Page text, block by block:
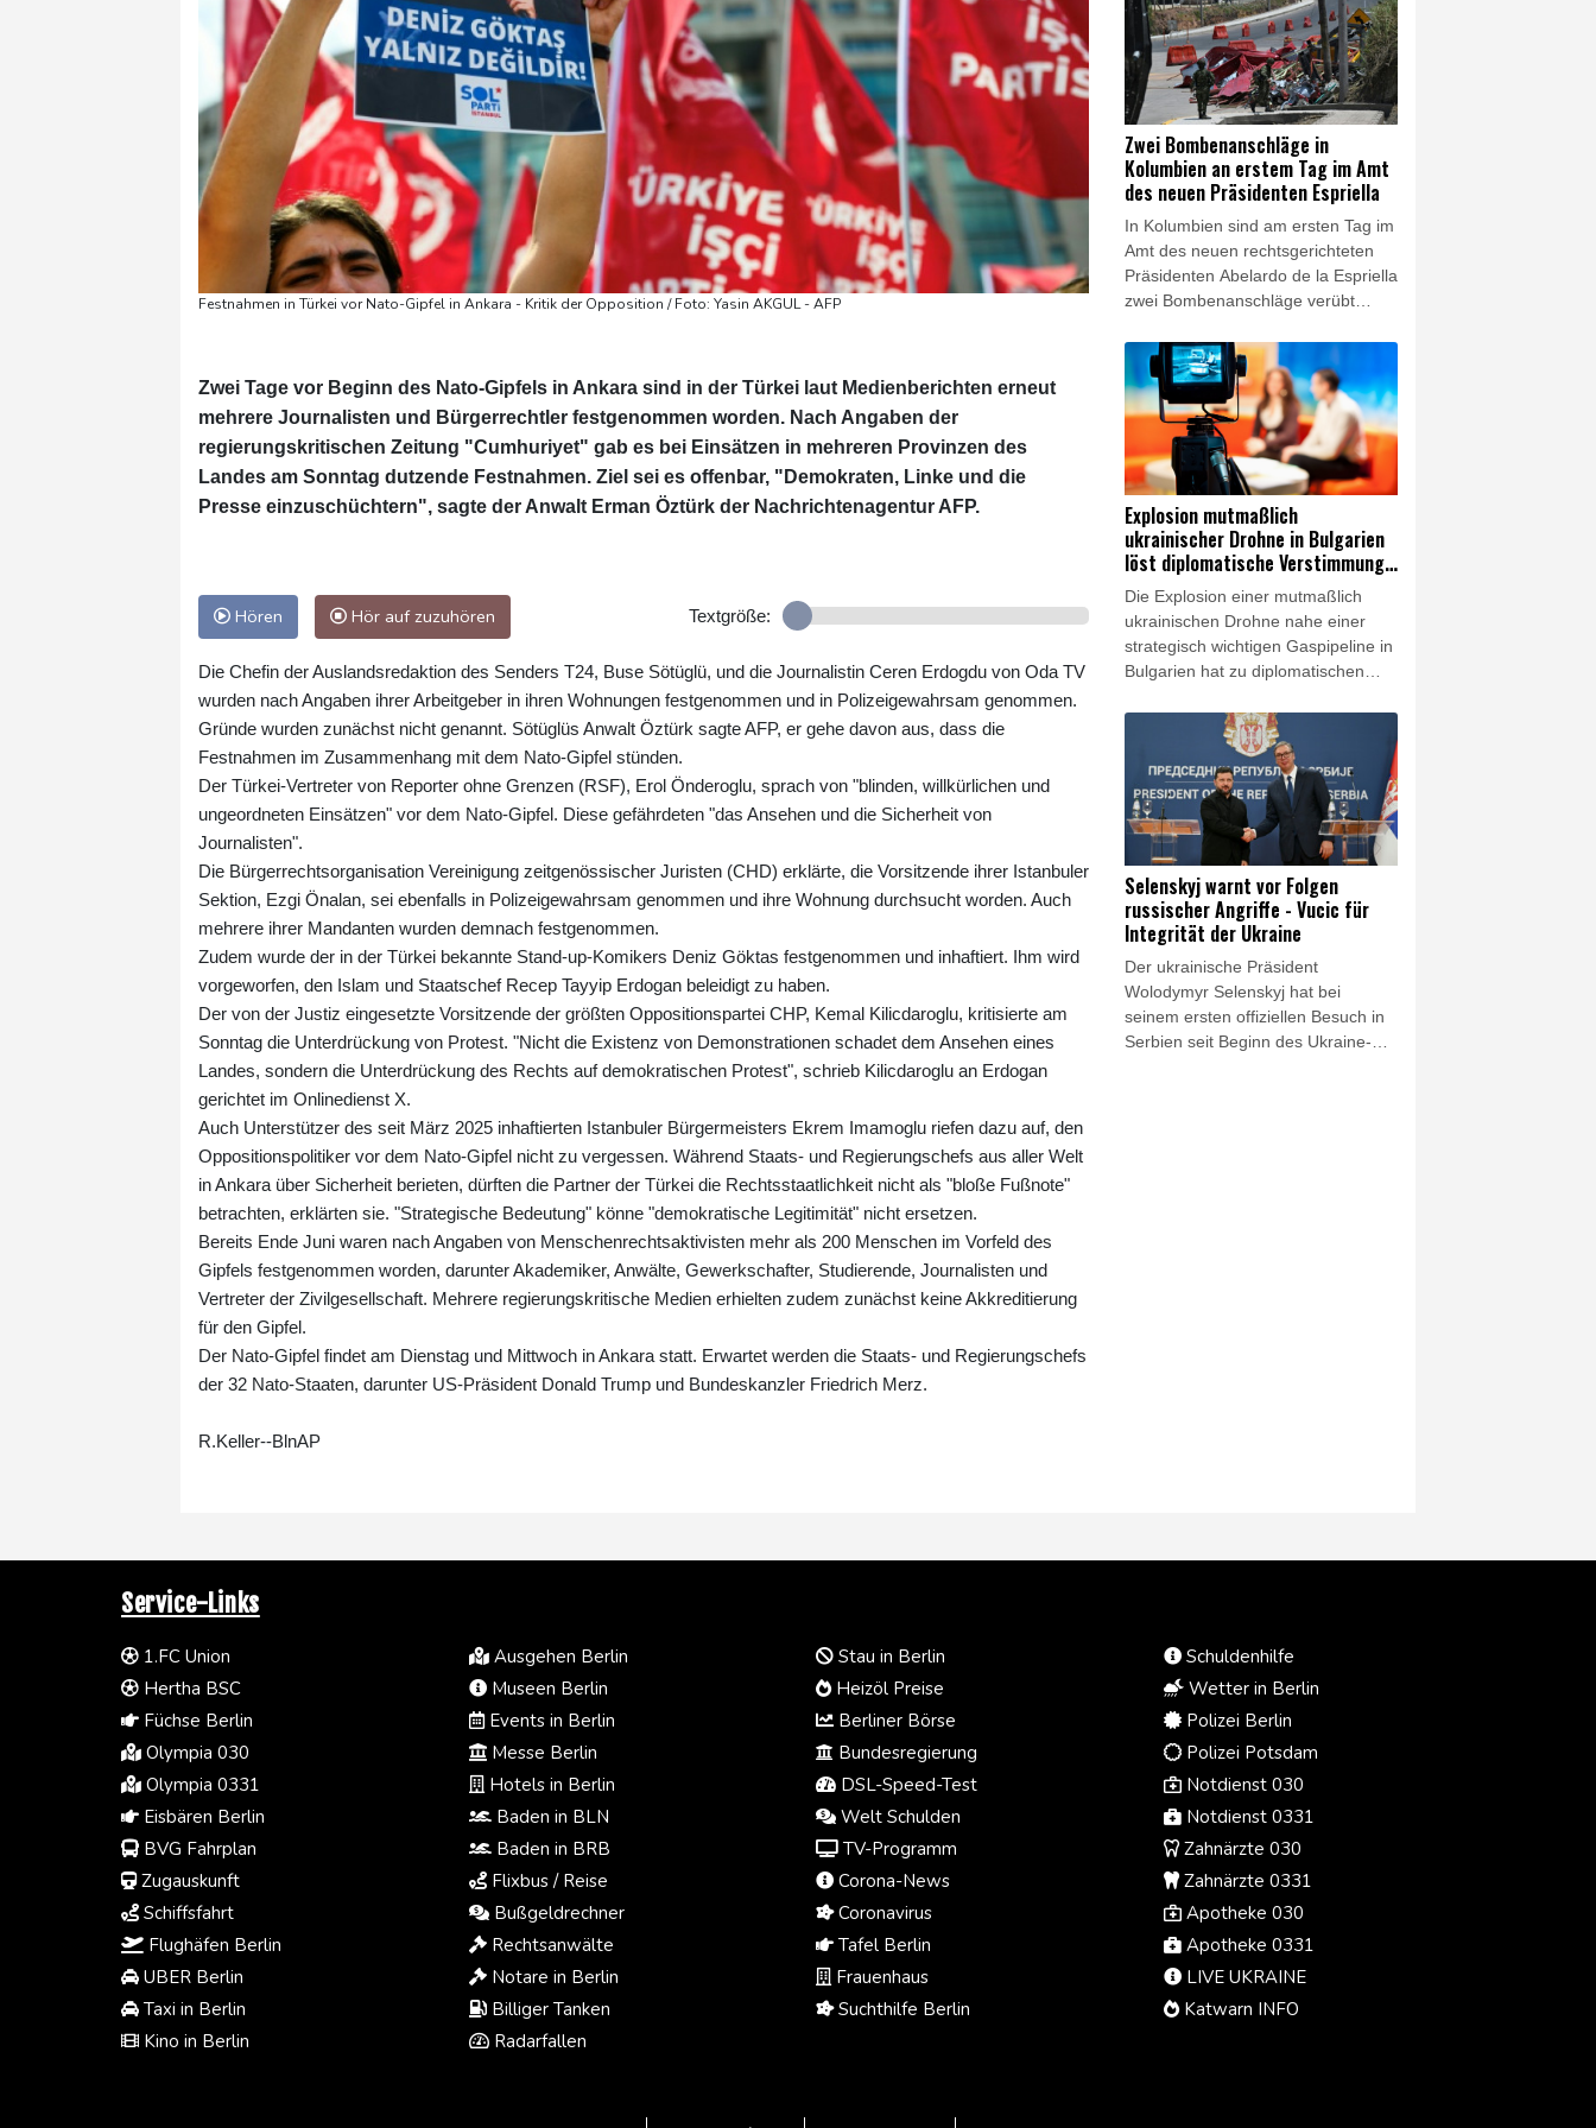
Festnahmen in Türkei vor Nato-Gipfel in Ankara - Kritik der Opposition / Foto: Yasin AKGUL - AFP
Zwei Tage vor Beginn des Nato-Gipfels in Ankara sind in der Türkei laut Medienberichten erneut
mehrere Journalisten und Bürgerrechtler festgenommen worden. Nach Angaben der
regierungskritischen Zeitung "Cumhuriyet" gab es bei Einsätzen in mehreren Provinzen des
Landes am Sonntag dutzende Festnahmen. Ziel sei es offenbar, "Demokraten, Linke und die
Presse einzuschüchtern", sagte der Anwalt Erman Öztürk der Nachrichtenagentur AFP.
Hören Hör auf zuzuhören Textgröße:
Die Chefin der Auslandsredaktion des Senders T24, Buse Sötüglü, und die Journalistin Ceren Erdogdu von Oda TV
wurden nach Angaben ihrer Arbeitgeber in ihren Wohnungen festgenommen und in Polizeigewahrsam genommen.
Gründe wurden zunächst nicht genannt. Sötüglüs Anwalt Öztürk sagte AFP, er gehe davon aus, dass die
Festnahmen im Zusammenhang mit dem Nato-Gipfel stünden.
Der Türkei-Vertreter von Reporter ohne Grenzen (RSF), Erol Önderoglu, sprach von "blinden, willkürlichen und
ungeordneten Einsätzen" vor dem Nato-Gipfel. Diese gefährdeten "das Ansehen und die Sicherheit von
Journalisten".
Die Bürgerrechtsorganisation Vereinigung zeitgenössischer Juristen (CHD) erklärte, die Vorsitzende ihrer Istanbuler
Sektion, Ezgi Önalan, sei ebenfalls in Polizeigewahrsam genommen und ihre Wohnung durchsucht worden. Auch
mehrere ihrer Mandanten wurden demnach festgenommen.
Zudem wurde der in der Türkei bekannte Stand-up-Komikers Deniz Göktas festgenommen und inhaftiert. Ihm wird
vorgeworfen, den Islam und Staatschef Recep Tayyip Erdogan beleidigt zu haben.
Der von der Justiz eingesetzte Vorsitzende der größten Oppositionspartei CHP, Kemal Kilicdaroglu, kritisierte am
Sonntag die Unterdrückung von Protest. "Nicht die Existenz von Demonstrationen schadet dem Ansehen eines
Landes, sondern die Unterdrückung des Rechts auf demokratischen Protest", schrieb Kilicdaroglu an Erdogan
gerichtet im Onlinedienst X.
Auch Unterstützer des seit März 2025 inhaftierten Istanbuler Bürgermeisters Ekrem Imamoglu riefen dazu auf, den
Oppositionspolitiker vor dem Nato-Gipfel nicht zu vergessen. Während Staats- und Regierungschefs aus aller Welt
in Ankara über Sicherheit berieten, dürften die Partner der Türkei die Rechtsstaatlichkeit nicht als "bloße Fußnote"
betrachten, erklärten sie. "Strategische Bedeutung" könne "demokratische Legitimität" nicht ersetzen.
Bereits Ende Juni waren nach Angaben von Menschenrechtsaktivisten mehr als 200 Menschen im Vorfeld des
Gipfels festgenommen worden, darunter Akademiker, Anwälte, Gewerkschafter, Studierende, Journalisten und
Vertreter der Zivilgesellschaft. Mehrere regierungskritische Medien erhielten zudem zunächst keine Akkreditierung
für den Gipfel.
Der Nato-Gipfel findet am Dienstag und Mittwoch in Ankara statt. Erwartet werden die Staats- und Regierungschefs
der 32 Nato-Staaten, darunter US-Präsident Donald Trump und Bundeskanzler Friedrich Merz.
R.Keller--BlnAP
anderem "Entschädigungen" für
Verstöße der USA gegen das im
Juni besiegelte Rahmenabkommen
zwischen Teheran und Washington.
Der Chef des Nationalen
Sicherheitsrats, Mohammad Bagher
Solghadr, legte eine ganze Liste an
Bedingungen für ein Ende der
Blockade der strategisch wichtigen
Meerenge vor.
Zwei Bombenanschläge in
Kolumbien an erstem Tag im Amt
des neuen Präsidenten Espriella
In Kolumbien sind am ersten Tag im
Amt des neuen rechtsgerichteten
Präsidenten Abelardo de la Espriella
zwei Bombenanschläge verübt
verschiedenen Teilen des Landes
wurde am Samstag mindestens ein
Polizist getötet, wie die Armee
mitteilte. Weitere Menschen seien
verletzt worden.
Explosion mutmaßlich
ukrainischer Drohne in Bulgarien
löst diplomatische Verstimmung
aus
Die Explosion einer mutmaßlich
ukrainischen Drohne nahe einer
strategisch wichtigen Gaspipeline in
Bulgarien hat zu diplomatischen
Kiew geführt. Nach einer ersten
Untersuchung der Trümmer erklärte
das bulgarische
Verteidigungsministerium am
Samstag, es handle sich um einen
Drohnentyp, der von den
ukrainischen Streitkräften "häufig
verwendet" werde. Außenministerin
Welislawa Petrowa bestellte
daraufhin die ukrainische
Botschafterin für Montag ein. Kiew
bestritt, vorsätzlich ein Fluggerät
nach Bulgarien gelenkt zu haben.
Selenskyj warnt vor Folgen
russischer Angriffe - Vucic für
Integrität der Ukraine
Der ukrainische Präsident
Wolodymyr Selenskyj hat bei
seinem ersten offiziellen Besuch in
Serbien seit Beginn des Ukraine-
Service-Links
1.FC Union
Hertha BSC
Füchse Berlin
Olympia 030
Olympia 0331
Eisbären Berlin
BVG Fahrplan
Zugauskunft
Schiffsfahrt
Flughäfen Berlin
UBER Berlin
Taxi in Berlin
Kino in Berlin
Ausgehen Berlin
Museen Berlin
Events in Berlin
Messe Berlin
Hotels in Berlin
Baden in BLN
Baden in BRB
Flixbus / Reise
Bußgeldrechner
Rechtsanwälte
Notare in Berlin
Billiger Tanken
Radarfallen
Stau in Berlin
Heizöl Preise
Berliner Börse
Bundesregierung
DSL-Speed-Test
Welt Schulden
TV-Programm
Corona-News
Coronavirus
Tafel Berlin
Frauenhaus
Suchthilfe Berlin
Schuldenhilfe
Wetter in Berlin
Polizei Berlin
Polizei Potsdam
Notdienst 030
Notdienst 0331
Zahnärzte 030
Zahnärzte 0331
Apotheke 030
Apotheke 0331
LIVE UKRAINE
Katwarn INFO